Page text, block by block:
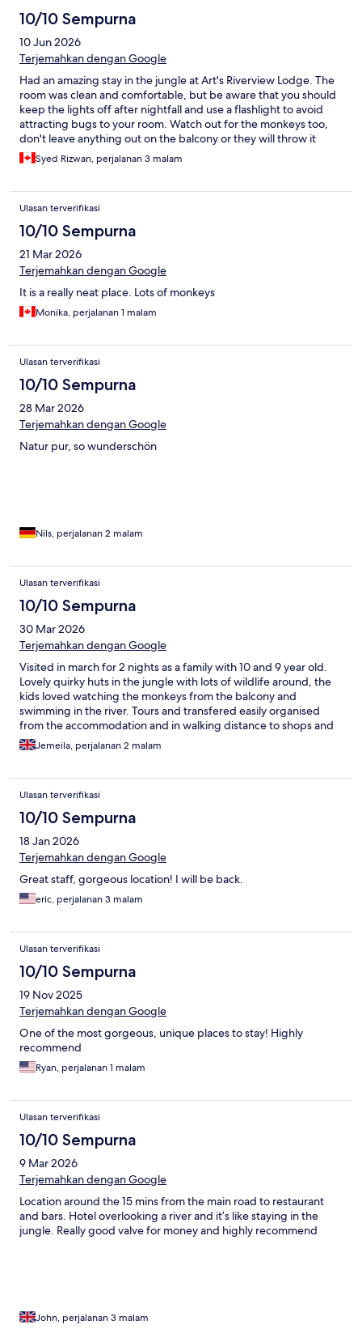
10/10 Sempurna
10 Jun 2026
Terjemahkan dengan Google
Had an amazing stay in the jungle at Art's Riverview Lodge. The
room was clean and comfortable, but be aware that you should
keep the lights off after nightfall and use a flashlight to avoid
attracting bugs to your room. Watch out for the monkeys too,
don't leave anything out on the balcony or they will throw it
away!Syed Rizwan, perjalanan 3 malam
Ulasan terverifikasi
10/10 Sempurna
21 Mar 2026
Terjemahkan dengan Google
It is a really neat place. Lots of monkeys
Monika, perjalanan 1 malam
Ulasan terverifikasi
10/10 Sempurna
28 Mar 2026
Terjemahkan dengan Google
Natur pur, so wunderschön
Nils, perjalanan 2 malam
Ulasan terverifikasi
10/10 Sempurna
30 Mar 2026
Terjemahkan dengan Google
Visited in march for 2 nights as a family with 10 and 9 year old.
Lovely quirky huts in the jungle with lots of wildlife around, the
kids loved watching the monkeys from the balcony and
swimming in the river. Tours and transfered easily organised
from the accommodation and in walking distance to shops and
restaurants.
Jemeila, perjalanan 2 malam
Ulasan terverifikasi
10/10 Sempurna
18 Jan 2026
Terjemahkan dengan Google
Great staff, gorgeous location! I will be back.
eric, perjalanan 3 malam
Ulasan terverifikasi
10/10 Sempurna
19 Nov 2025
Terjemahkan dengan Google
One of the most gorgeous, unique places to stay! Highly
recommend
Ryan, perjalanan 1 malam
Ulasan terverifikasi
10/10 Sempurna
9 Mar 2026
Terjemahkan dengan Google
Location around the 15 mins from the main road to restaurant
and bars. Hotel overlooking a river and it’s like staying in the
jungle. Really good valve for money and highly recommend
John, perjalanan 3 malam